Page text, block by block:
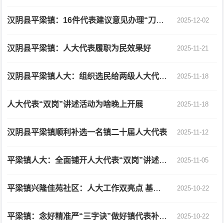
汉阴县平梁镇：16件代表建议意见办理“刀刀见菜” 2025-12-02
汉阴县平梁镇：人大代表履职为民效果好 2025-11-21
汉阴县平梁镇人大：组织选民给两级人大代表“画像” 2025-11-18
人大代表“双岗”讲述活动为啥晚上开展 2025-11-18
汉阴县平梁镇顺利补选一名镇二十届人大代表 2025-11-12
平梁镇人大：全面铺开人大代表“双岗”讲述活动 2025-11-05
平梁镇兴隆佳苑社区：人大工作双亮点 基层治理显成效 2025-10-22
平梁镇：念好精准严“三字诀”做好镇代表补选工作 2025-10-22